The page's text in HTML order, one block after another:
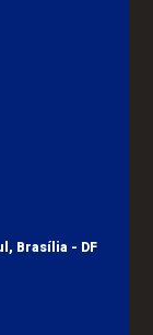
Brasília - DF